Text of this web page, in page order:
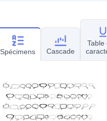
Spécimens Cascade
Table